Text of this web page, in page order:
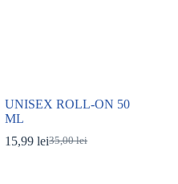
UNISEX ROLL-ON 50
ML
35,00lei
Prețul
15,99leiPrețul